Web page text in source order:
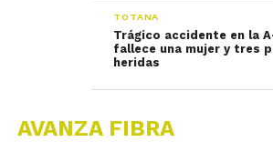
TOTANA
Trágico accidente en la
fallece una mujer y tres
heridas
AVANZA FIBRA